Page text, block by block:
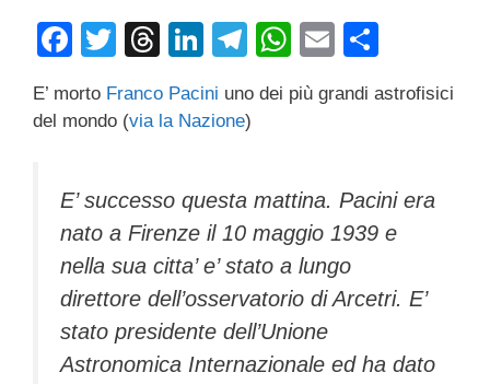
F
c
o
o
k
T
tt
er
T
e
s
Li
k
n
T
e
gr
m
W
at
p
p
E
ail n
di
E’ morto Franco Pacini uno dei più grandi astrofisici
del mondo (via la Nazione)
E’ successo questa mattina. Pacini era
nato a Firenze il 10 maggio 1939 e
nella sua citta’ e’ stato a lungo
direttore dell’osservatorio di Arcetri. E’
stato presidente dell’Unione
Astronomica Internazionale ed ha dato